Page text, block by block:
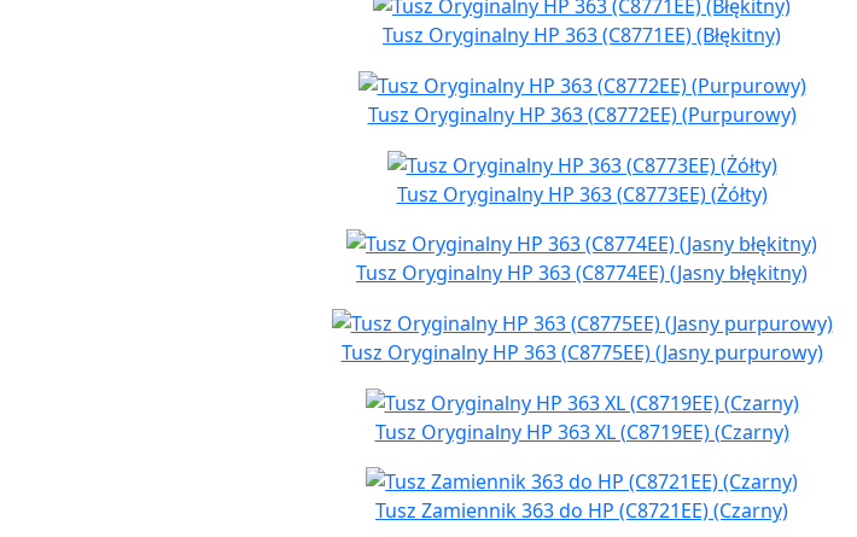
Tusz Oryginalny HP 363 (C8771EE) (Błękitny)
Tusz Oryginalny HP 363 (C8772EE) (Purpurowy)
Tusz Oryginalny HP 363 (C8773EE) (Żółty)
Tusz Oryginalny HP 363 (C8774EE) (Jasny błękitny)
Tusz Oryginalny HP 363 (C8775EE) (Jasny purpurowy)
Tusz Oryginalny HP 363 XL (C8719EE) (Czarny)
Tusz Zamiennik 363 do HP (C8721EE) (Czarny)